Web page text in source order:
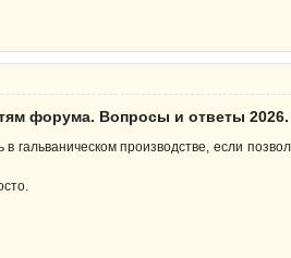
форума. Вопросы и ответы 2026.
гальваническом производстве, если